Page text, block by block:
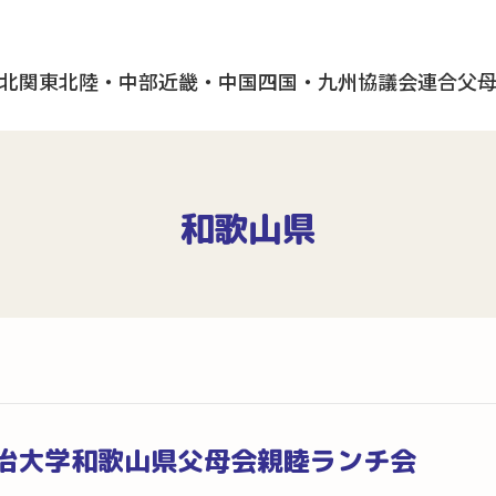
関東北陸・中部近畿・中国四国・九州協議会連合父
和歌山県
大学和歌山県父母会親睦ランチ会